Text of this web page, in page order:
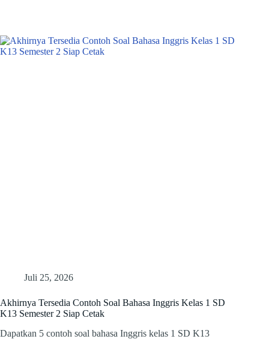
Juli 25, 2026
Akhirnya Tersedia Contoh Soal Bahasa Inggris Kelas 1 SD
K13 Semester 2 Siap Cetak
Dapatkan 5 contoh soal bahasa Inggris kelas 1 SD K13